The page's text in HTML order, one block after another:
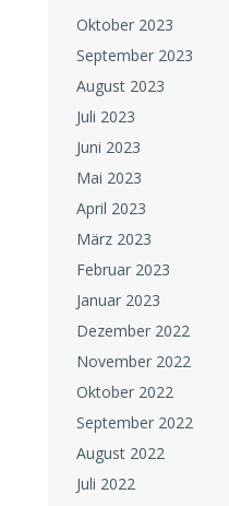
Oktober 2023
September 2023
August 2023
Juli 2023
Juni 2023
Mai 2023
April 2023
März 2023
Februar 2023
Januar 2023
Dezember 2022
November 2022
Oktober 2022
September 2022
August 2022
Juli 2022